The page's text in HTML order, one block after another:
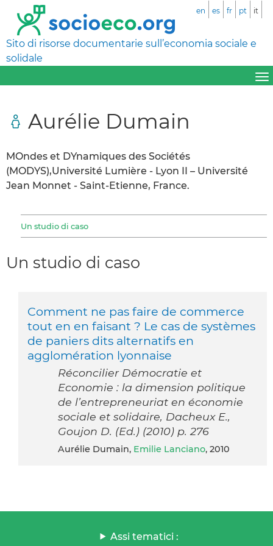
Sito di risorse documentarie sull’economia sociale e
solidale
en es fr pt it
Aurélie Dumain
MOndes et DYnamiques des Sociétés
(MODYS),Université Lumière - Lyon II – Université
Jean Monnet - Saint-Etienne, France.
Un studio di caso
Un studio di caso
Comment ne pas faire de commerce
tout en en faisant ? Le cas de systèmes
de paniers dits alternatifs en
agglomération lyonnaise
Réconcilier Démocratie et
Economie : la dimension politique
de l’entrepreneuriat en économie
sociale et solidaire, Dacheux E.,
Goujon D. (Ed.) (2010) p. 276
Aurélie Dumain, Emilie Lanciano, 2010
Assi tematici :